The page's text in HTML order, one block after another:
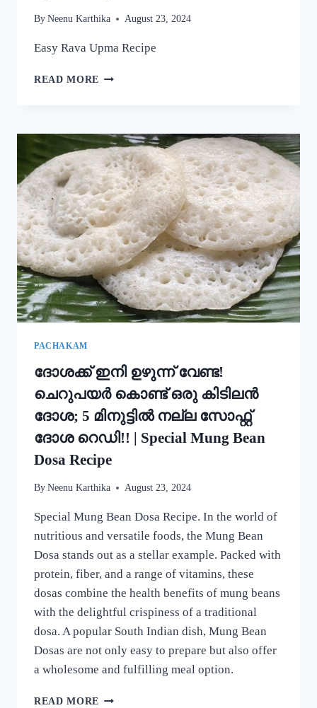
By Neenu Karthika August 23, 2024
Easy Rava Upma Recipe
READ MORE ഒരു
ഉണ്ടാക്കിയാൽ
വീണ്ടും
വീണ്ടും
കഴിക്കാൻ
തോന്നും!
അത്രയും
രുചിയാണേ!
|
EASY
RAVA
UPMA
RECIPE
PACHAKAM
ദോശക്ക് ഇനി ഉഴുന്ന് വേണ്ട!
ചെറുപയർ കൊണ്ട് ഒരു കിടിലൻ
ദോശ; 5 മിനുട്ടിൽ നല്ല സോഫ്റ്റ്
ദോശ റെഡി!! | Special Mung Bean
Dosa Recipe
By Neenu Karthika August 23, 2024
Special Mung Bean Dosa Recipe. In the world of
nutritious and versatile foods, the Mung Bean
Dosa stands out as a stellar example. Packed with
protein, fiber, and a range of vitamins, these
dosas combine the health benefits of mung beans
with the delightful crispiness of a traditional
dosa. A popular South Indian dish, Mung Bean
Dosas are not only easy to prepare but also offer
a wholesome and fulfilling meal option.
READ MORE ദോശക്ക്